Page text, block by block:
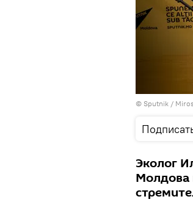
© Sputnik /
Эколог
Молдова